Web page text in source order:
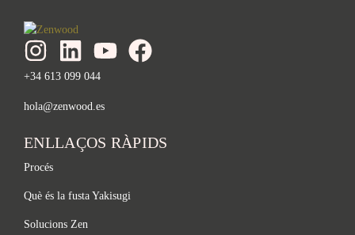
+34 613 099 044
hola@zenwood.es
ENLLAÇOS RÀPIDS
Procés
Què és la fusta Yakisugi
Solucions Zen